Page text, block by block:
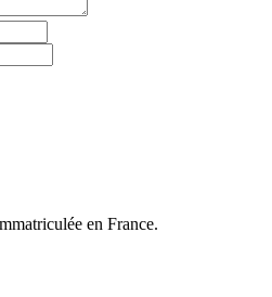
en France.